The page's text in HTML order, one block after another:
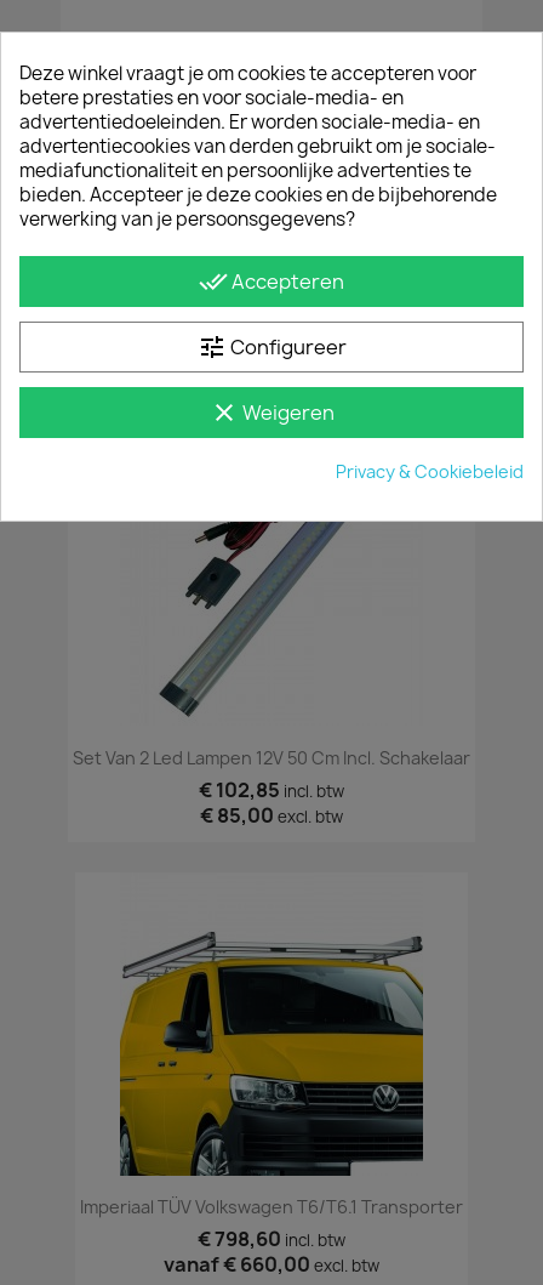
Raamrooster VW T6 / 6.1 Schuifdeur Rechts Zwart
€ 151,25 incl. btw
€ 125,00excl. btw
Set Van 2 Led Lampen 12V 50 Cm Incl. Schakelaar
€ 102,85 incl. btw
€ 85,00 excl. btw
Imperiaal TÜV Volkswagen T6/T6.1 Transporter
€ 798,60 incl. btw
vanaf€ 660,00 excl. btw
Deze winkel vraagt je om cookies te accepteren voor
betere prestaties en voor sociale-media- en
advertentiedoeleinden. Er worden sociale-media- en
advertentiecookies van derden gebruikt om je sociale-
mediafunctionaliteit en persoonlijke advertenties te
bieden. Accepteer je deze cookies en de bijbehorende
verwerking van je persoonsgegevens?
done_allAccepteren
tune Configureer
clear Weigeren
Privacy & Cookiebeleid